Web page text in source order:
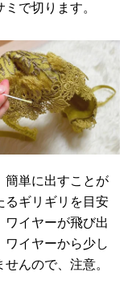
で切ります。
簡単に出すことが
るギリギリを目安
ワイヤーが飛び出
ワイヤーから少し
んので、注意。